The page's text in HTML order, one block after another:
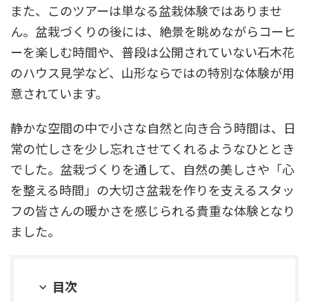
また、このツアーは単なる盆栽体験ではありませ
ん。盆栽づくりの後には、絶景を眺めながらコーヒ
ーを楽しむ時間や、普段は公開されていない石木花
のハウス見学など、山形ならではの特別な体験が用
意されています。
静かな空間の中で小さな自然と向き合う時間は、日
常の忙しさを少し忘れさせてくれるようなひととき
でした。盆栽づくりを通して、自然の美しさや「心
を整える時間」の大切さ盆栽を作りを支えるスタッ
フの皆さんの暖かさを感じられる貴重な体験となり
ました。
目次